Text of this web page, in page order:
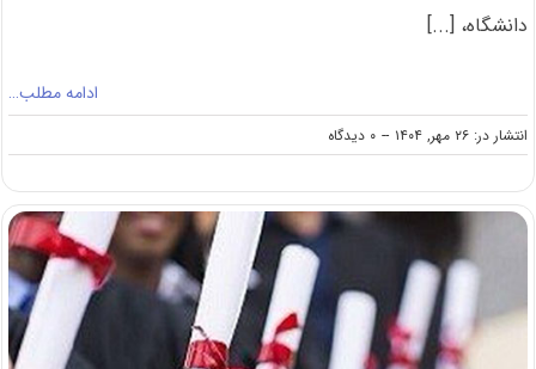
دانشگاه، [...]
ادامه مطلب…
انتشار در: ۲۶ مهر, ۱۴۰۴ -- ۰ دیدگاه
on
شهریه
ارشد
شبانه
دانشگاه
بوعلی
سینا
۱۴۰۴